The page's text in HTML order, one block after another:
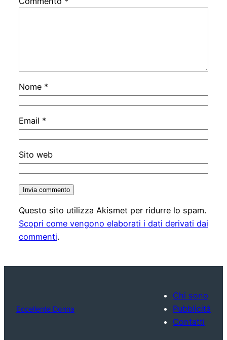
Nome *
Email *
Sito web
Questo sito utilizza Akismet per ridurre lo spam.
Scopri come vengono elaborati i dati derivati dai
commenti.
Eccellente Donna
Chi sono
Pubblicità
Contatti